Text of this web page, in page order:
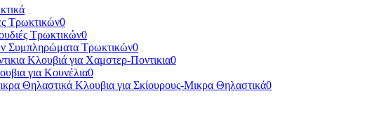
Τρωκτικών0
Τρωκτικών0
Συμπληρώματα Τρωκτικών0
Κλουβιά για Χαμστερ-Ποντικια0
για Κουνέλια0
Κλουβια για Σκίουρους-Μικρα Θηλαστικά0